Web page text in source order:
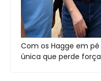
Com os Hagge em
única que perde